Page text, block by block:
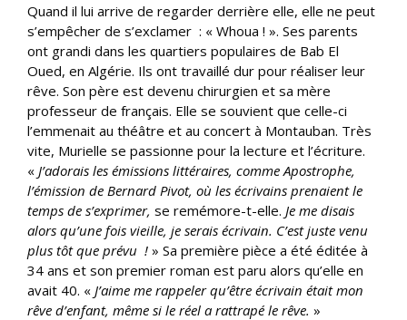
Quand il lui arrive de regarder derrière elle, elle ne peut
s’empêcher de s’exclamer : « Whoua ! ». Ses parents
ont grandi dans les quartiers populaires de Bab El
Oued, en Algérie. Ils ont travaillé dur pour réaliser leur
rêve. Son père est devenu chirurgien et sa mère
professeur de français. Elle se souvient que celle-ci
l’emmenait au théâtre et au concert à Montauban. Très
vite, Murielle se passionne pour la lecture et l’écriture.
« J’adorais les émissions littéraires, comme Apostrophe,
l’émission de Bernard Pivot, où les écrivains prenaient le
temps de s’exprimer, se remémore-t-elle. Je me disais
alors qu’une fois vieille, je serais écrivain. C’est juste venu
plus tôt que prévu ! » Sa première pièce a été éditée à
34 ans et son premier roman est paru alors qu’elle en
avait 40. « J’aime me rappeler qu’être écrivain était mon
rêve d’enfant, même si le réel a rattrapé le rêve. »